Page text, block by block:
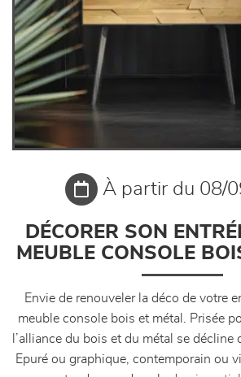
À partir du 08/
DÉCORER SON
MEUBLE CONSOLE
Envie de renouveler la déco de votre
meuble console bois et métal. Prisée
l’alliance du bois et du métal se décline
Epuré ou graphique, contemporain ou